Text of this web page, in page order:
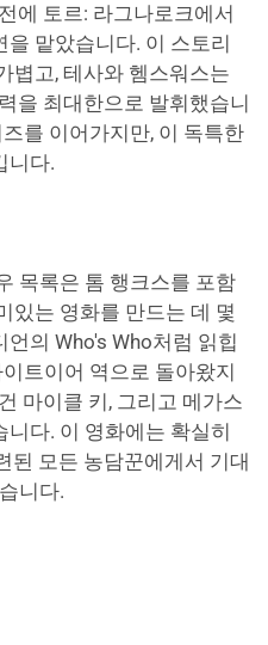
에 토르: 라그나로크에서
맡았습니다. 이 스토리
볍고, 테사와 헴스워스는
을 최대한으로 발휘했습니
를 이어가지만, 이 독특한
니다.
목록은 톰 행크스를 포함
있는 영화를 만드는 데 몇
의 Who's Who처럼 읽힙
트이어 역으로 돌아왔지
마이클 키, 그리고 메가스
다. 이 영화에는 확실히
된 모든 농담꾼에게서 기대
니다.